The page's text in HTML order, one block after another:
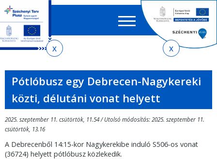
menetrendkeresőhöz
almenühöz
tartalomra
oldaltérképre
EN HU
űrlap
Pótlóbusz egy Debrecen-Nagykereki
közti, délutáni vonat helyett
2025. szeptember 11. csütörtök, 11.54 / Utolsó módosítás: 2025. szeptember 11.
csütörtök, 13.16
A Debrecenből 14:15-kor Nagykerekibe induló S506-os vonat
(36724) helyett pótlóbusz közlekedik.